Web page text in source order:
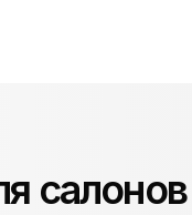
салонов